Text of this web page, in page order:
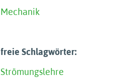
Mechanik
freie Schlagwörter:
Strömungslehre